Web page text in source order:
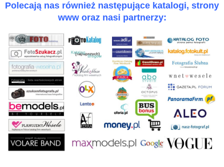
Polecają nas również następujące katalogi, strony
www oraz nasi partnerzy: